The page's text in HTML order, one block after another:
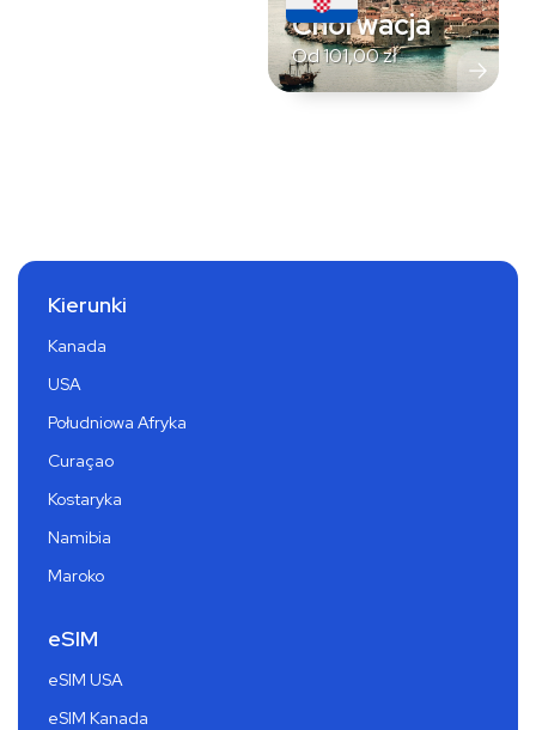
Chorwacja
Od101,00zł
Kierunki
Kanada
USA
Południowa Afryka
Curaçao
Kostaryka
Namibia
Maroko
eSIM
eSIM USA
eSIM Kanada